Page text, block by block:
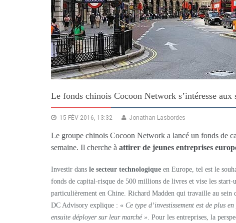
Le fonds chinois Cocoon Network s’intéresse aux
15 FÉV 2016, 13:32 Jonathan Lasbordes
Le groupe chinois Cocoon Network a lancé un fonds de
semaine. Il cherche à attirer de jeunes entreprises
Investir dans le secteur technologique en Europe, tel est le
fonds de capital-risque de 500 millions de livres et vise les
particulièrement en Chine. Richard Madden qui travaille au sein
DC Advisory explique : « Ce type d’investissement est de plus
ensuite déployer sur leur marché ». Pour les entreprises, la